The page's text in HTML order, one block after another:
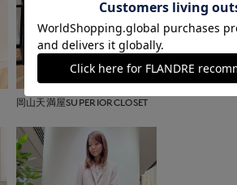
岡山天満屋SUPERIORCLOSET